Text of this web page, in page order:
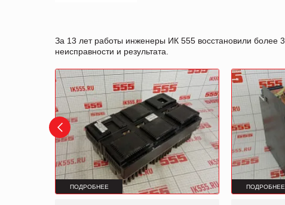
За 13 лет работы инженеры ИК 555 восстановили
неисправности и результата.
ПОДРОБНЕЕ ПОДРОБНЕЕ